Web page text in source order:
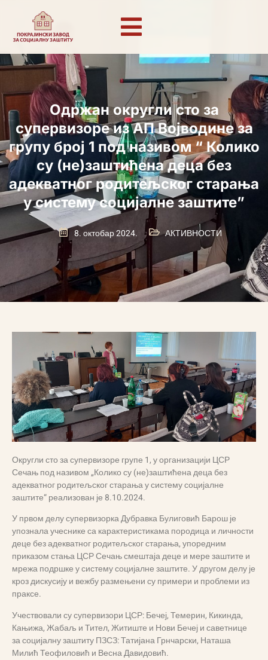
Одржан округли сто за
супервизоре из АП Војводине за
групу број 1 под називом “ Колико
су (не)заштићена деца без
адекватног родитељског старања
у систему социјалне заштите”
8. октобар 2024. АКТИВНОСТИ
Округли сто за супервизоре групе 1, у организацији ЦСР
Сечањ под називом „Колико су (не)заштићена деца без
адекватног родитељског старања у систему социјалне
заштите“ реализован је 8.10.2024.
У првом делу супервизорка Дубравка Булиговић Барош је
упознала учеснике са карактеристикама породица и личности
деце без адекватног родитељског старања, упоредним
приказом стања ЦСР Сечањ смештаја деце и мере заштите и
мрежа подршке у систему социјалне заштите. У другом делу је
кроз дискусију и вежбу размењени су примери и проблеми из
праксе.
Учествовали су супервизори ЦСР: Бечеј, Темерин, Кикинда,
Кањижа, Жабаљ и Тител, Житиште и Нови Бечеј и саветнице
за социјалну заштиту ПЗСЗ: Татијана Грнчарски, Наташа
Милић Теофиловић и Весна Давидовић.